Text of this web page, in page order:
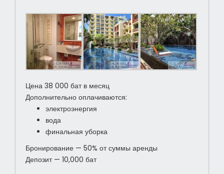
Цена 38 000 бат в месяц
Дополнительно оплачиваются:
электроэнергия
вода
финальная уборка
Бронирование — 50% от суммы аренды
Депозит — 10,000 бат